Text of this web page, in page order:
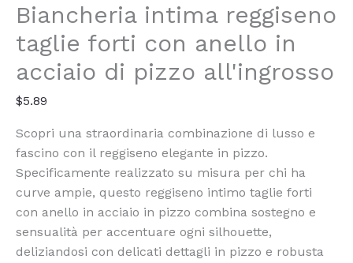
Biancheria intima reggiseno
taglie forti con anello in
acciaio di pizzo all'ingrosso
$5.89
Scopri una straordinaria combinazione di lusso e
fascino con il reggiseno elegante in pizzo.
Specificamente realizzato su misura per chi ha
curve ampie, questo reggiseno intimo taglie forti
con anello in acciaio in pizzo combina sostegno e
sensualità per accentuare ogni silhouette,
deliziandosi con delicati dettagli in pizzo e robusta
Ring
Size
Bra